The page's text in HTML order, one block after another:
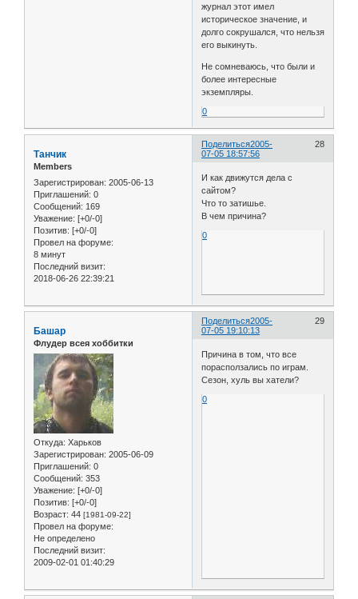
журнал этот имел
историческое значение, и
долго сокрушался, что нельзя
его выкинуть.
Не сомневаюсь, что были и
более интересные
экземпляры.
0
Поделиться 28
2005-
07-05 18:57:56
Танчик
Members
Зарегистрирован: 2005-06-13
Приглашений: 0
Сообщений: 169
Уважение: [+0/-0]
Позитив: [+0/-0]
Провел на форуме:
8 минут
Последний визит:
2018-06-26 22:39:21
И как движутся дела с
сайтом?
Что то затишье.
В чем причина?
0
Поделиться 29
2005-
07-05 19:10:13
Башар
Флудер всея хоббитки
Откуда: Харьков
Зарегистрирован: 2005-06-09
Приглашений: 0
Сообщений: 353
Уважение: [+0/-0]
Позитив: [+0/-0]
Возраст: 44 [1981-09-22]
Провел на форуме:
Не определено
Последний визит:
2009-02-01 01:40:29
Причина в том, что все
порасползались по играм.
Сезон, хуль вы хатели?
0